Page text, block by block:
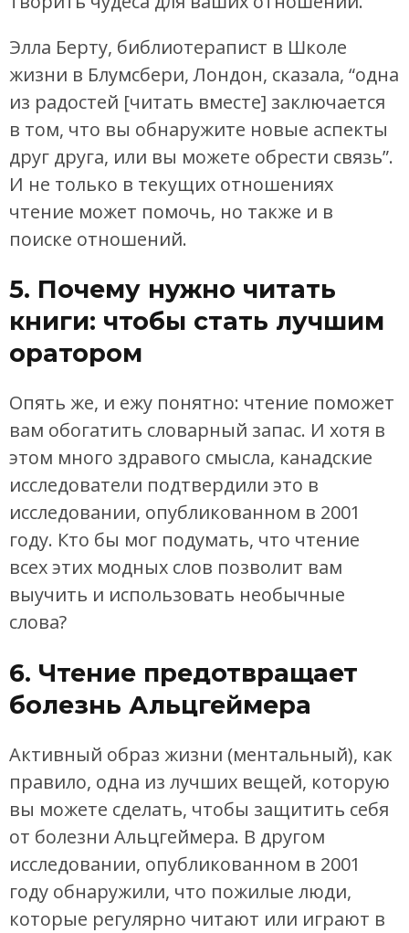
Элла Берту, библиотерапист в Школе
жизни в Блумсбери, Лондон, сказала, “одна
из радостей [читать вместе] заключается
в том, что вы обнаружите новые аспекты
друг друга, или вы можете обрести связь”.
И не только в текущих отношениях
чтение может помочь, но также и в
поиске отношений.
5. Почему нужно читать
книги: чтобы стать лучшим
оратором
Опять же, и ежу понятно: чтение поможет
вам обогатить словарный запас. И хотя в
этом много здравого смысла, канадские
исследователи подтвердили это в
исследовании, опубликованном в 2001
году. Кто бы мог подумать, что чтение
всех этих модных слов позволит вам
выучить и использовать необычные
слова?
6. Чтение предотвращает
болезнь Альцгеймера
Активный образ жизни (ментальный), как
правило, одна из лучших вещей, которую
вы можете сделать, чтобы защитить себя
от болезни Альцгеймера. В другом
исследовании, опубликованном в 2001
году обнаружили, что пожилые люди,
которые регулярно читают или играют в